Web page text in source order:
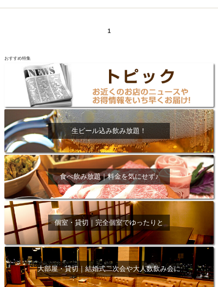
1
おすすめ特集
生ビール込み飲み放題！
食べ飲み放題｜料金を気にせず♪
個室・貸切｜完全個室でゆったりと
大部屋・貸切｜結婚式二次会や大人数飲み会に